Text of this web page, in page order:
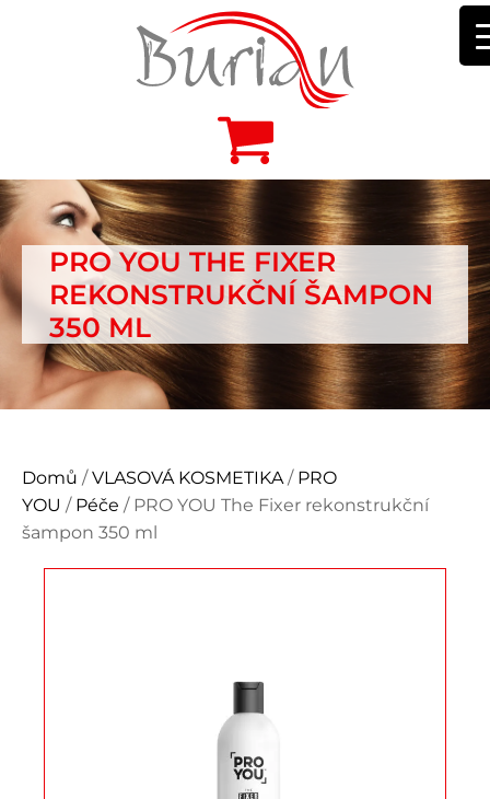
PRO YOU THE FIXER
REKONSTRUKČNÍ ŠAMPON
350 ML
Domů /VLASOVÁ KOSMETIKA / PRO
YOU / Péče / PRO YOU The Fixer rekonstrukční
šampon 350 ml